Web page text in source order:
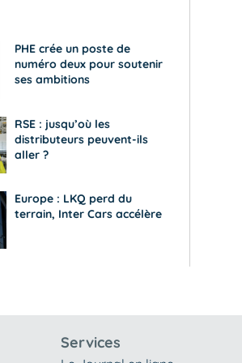
PHE crée un poste de
numéro deux pour soutenir
ses ambitions
RSE : jusqu’où les
distributeurs peuvent-ils
aller ?
Europe : LKQ perd du
terrain, Inter Cars accélère
Services